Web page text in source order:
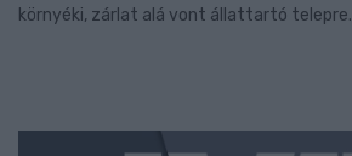
környéki, zárlat alá vont állattartó telepre.